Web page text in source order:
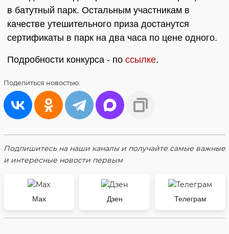
в батутный парк. Остальным участникам в
качестве утешительного приза достанутся
сертификаты в парк на два часа по цене одного.
Подробности конкурса - по ссылке.
Поделиться новостью:
Подпишитесь на наши каналы и получайте самые важные
и интересные новости первым
Max Дзен Телеграм